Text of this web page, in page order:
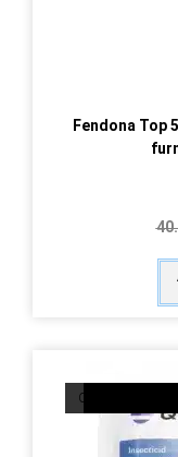
Fendona Top
OUT OF STOCK